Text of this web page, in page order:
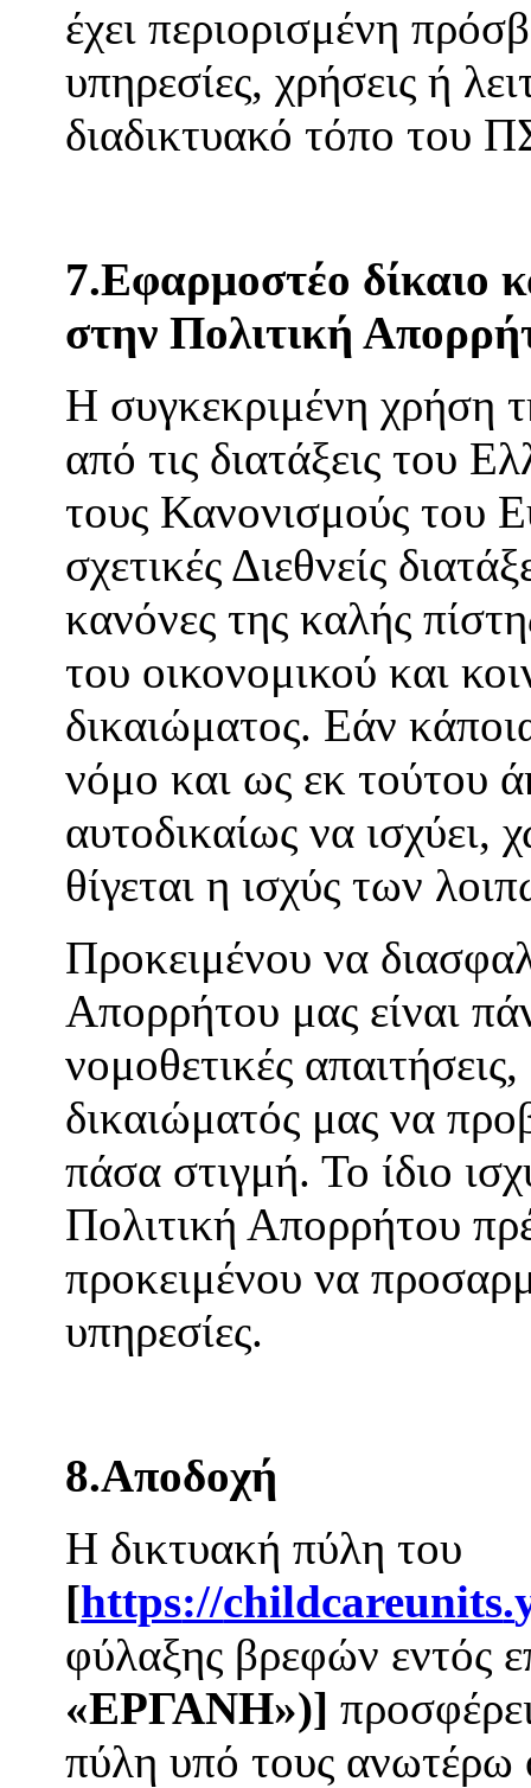
έχει περιορισμένη
υπηρεσίες, χρήσεις ή
διαδικτυακό τόπο
7.Εφαρμοστέο δίκαιο
στην Πολιτική
Η συγκεκριμένη χρήση
από τις διατάξεις του
τους Κανονισμούς του
σχετικές Διεθνείς
κανόνες της καλής
του οικονομικού και
δικαιώματος. Εάν
νόμο και ως εκ τούτου
αυτοδικαίως να ισχύει,
θίγεται η ισχύς των
Προκειμένου να
Απορρήτου μας είναι
νομοθετικές
δικαιώματός μας να
πάσα στιγμή. Το ίδιο
Πολιτική Απορρήτου
προκειμένου να
υπηρεσίες.
8.Αποδοχή
Η δικτυακή πύλη του
[https://childcareunits.
φύλαξης βρεφών εντός
«ΕΡΓΑΝΗ»)]
πύλη υπό τους ανωτέρω